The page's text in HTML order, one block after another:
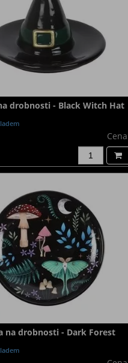
drobnosti - Black Witch Hat
na drobnosti - Dark Forest